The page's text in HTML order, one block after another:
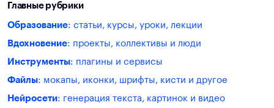
Главные рубрики
Образование: статьи, курсы, уроки, лекции
Вдохновение: проекты, коллективы и люди
Инструменты: плагины и сервисы
Файлы: мокапы, иконки, шрифты, кисти и другое
Нейросети: генерация текста, картинок и видео